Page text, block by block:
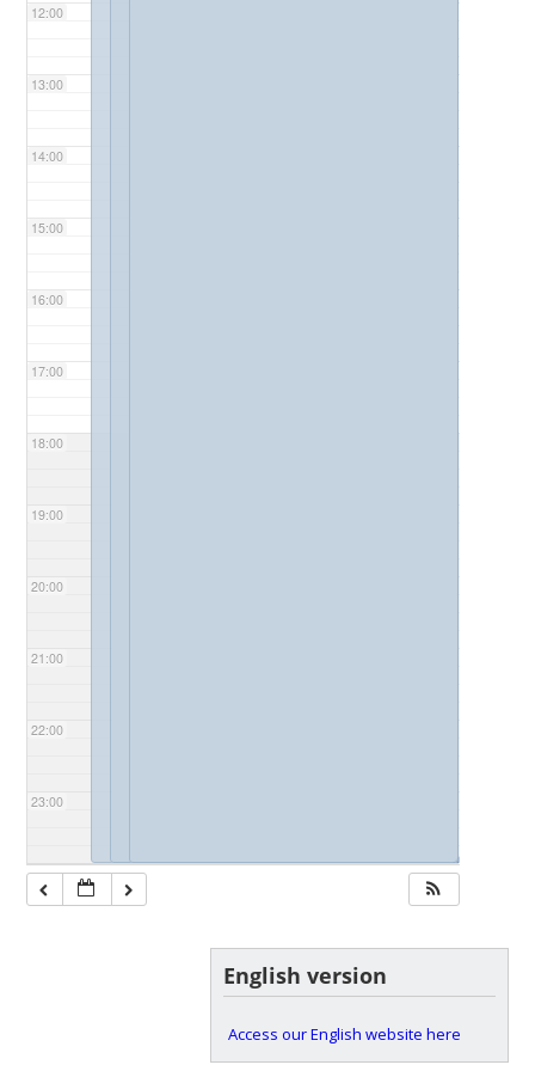
12:00
13:00
14:00
15:00
16:00
17:00
18:00
19:00
20:00
21:00
22:00
23:00
◢◢
English version
Access our English website here